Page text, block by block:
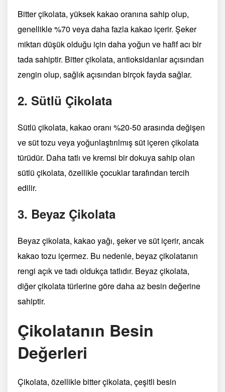
Bitter çikolata, yüksek kakao oranına sahip olup,
genellikle %70 veya daha fazla kakao içerir. Şeker
miktarı düşük olduğu için daha yoğun ve hafif acı bir
tada sahiptir. Bitter çikolata, antioksidanlar açısından
zengin olup, sağlık açısından birçok fayda sağlar.
2. Sütlü Çikolata
Sütlü çikolata, kakao oranı %20-50 arasında değişen
ve süt tozu veya yoğunlaştırılmış süt içeren çikolata
türüdür. Daha tatlı ve kremsi bir dokuya sahip olan
sütlü çikolata, özellikle çocuklar tarafından tercih
edilir.
3. Beyaz Çikolata
Beyaz çikolata, kakao yağı, şeker ve süt içerir, ancak
kakao tozu içermez. Bu nedenle, beyaz çikolatanın
rengi açık ve tadı oldukça tatlıdır. Beyaz çikolata,
diğer çikolata türlerine göre daha az besin değerine
sahiptir.
Çikolatanın Besin
Değerleri
Çikolata, özellikle bitter çikolata, çeşitli besin